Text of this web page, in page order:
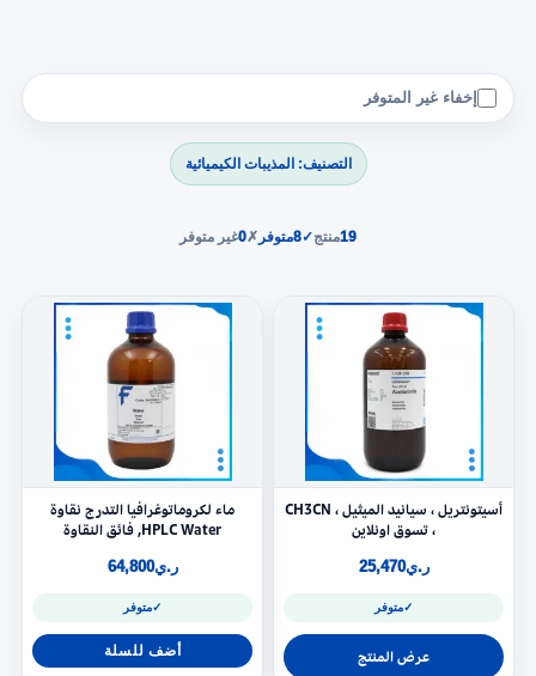
إخفاء غير المتوفر
التصنيف: المذيبات الكيميائية
19منتج✓
8متوفر ✗
0غير متوفر
أسيتونتريل ، سيانيد الميثيل ، CH3CN
، تسوق اونلاين
ر.ي25,470
✓متوفر
عرض المنتج
ماء لكروماتوغرافيا التدرج نقاوة
HPLC Water, فائق النقاوة
ر.ي64,800
✓متوفر
أضف للسلة